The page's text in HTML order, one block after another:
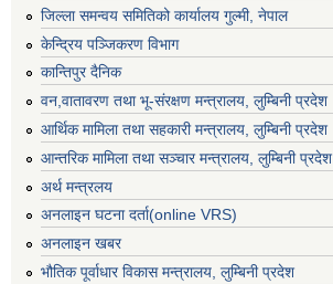
जिल्ला समन्वय समितिको कार्यालय गुल्मी, नेपाल
केन्द्रिय पञ्जिकरण विभाग
कान्तिपुर दैनिक
वन,वातावरण तथा भू-संरक्षण मन्त्रालय, लुम्बिनी प्रदेश
आर्थिक मामिला तथा सहकारी मन्त्रालय, लुम्बिनी प्रदेश
आन्तरिक मामिला तथा सञ्चार मन्त्रालय, लुम्बिनी प्रदेश
अर्थ मन्त्रलय
अनलाइन घटना दर्ता(online VRS)
अनलाइन खबर
भौतिक पूर्वाधार विकास मन्त्रालय, लुम्बिनी प्रदेश